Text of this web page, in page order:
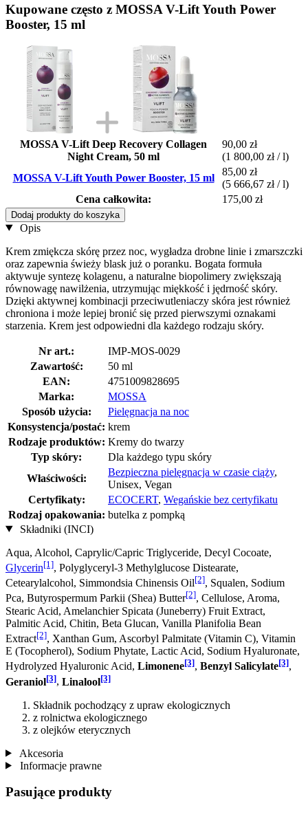
Kupowane często z MOSSA V-Lift Youth Power
Booster, 15 ml
MOSSA V-Lift Deep Recovery Collagen
Night Cream, 50 ml
90,00 zł
(1 800,00 zł / l)
MOSSA V-Lift Youth Power Booster, 15 ml
85,00 zł
(5 666,67 zł / l)
Cena całkowita:
175,00 zł
Dodaj produkty do koszyka
Opis
Krem zmiękcza skórę przez noc, wygładza drobne linie i zmarszczki
oraz zapewnia świeży blask już o poranku. Bogata formuła
aktywuje syntezę kolagenu, a naturalne biopolimery zwiększają
równowagę nawilżenia, utrzymując miękkość i jędrność skóry.
Dzięki aktywnej kombinacji przeciwutleniaczy skóra jest również
chroniona i może lepiej bronić się przed pierwszymi oznakami
starzenia. Krem jest odpowiedni dla każdego rodzaju skóry.
Nr art.:
IMP-MOS-0029
Zawartość:
50 ml
EAN:
4751009828695
Marka:
MOSSA
Sposób użycia:
Pielęgnacja na noc
Konsystencja/postać: krem
Rodzaje produktów: Kremy do twarzy
Typ skóry:
Dla każdego typu skóry
Właściwości:
Bezpieczna pielęgnacja w czasie ciąży,
Unisex, Vegan
Certyfikaty:
ECOCERT, Wegańskie bez certyfikatu
Rodzaj opakowania: butelka z pompką
Składniki (INCI)
Aqua, Alcohol, Caprylic/Capric Triglyceride, Decyl Cocoate,
Glycerin[1], Polyglyceryl-3 Methylglucose Distearate,
Cetearylalcohol, Simmondsia Chinensis Oil[2], Squalen, Sodium
Pca, Butyrospermum Parkii (Shea) Butter[2], Cellulose, Aroma,
Stearic Acid, Amelanchier Spicata (Juneberry) Fruit Extract,
Palmitic Acid, Chitin, Beta Glucan, Vanilla Planifolia Bean
Extract[2], Xanthan Gum, Ascorbyl Palmitate (Vitamin C), Vitamin
E (Tocopherol), Sodium Phytate, Lactic Acid, Sodium Hyaluronate,
Hydrolyzed Hyaluronic Acid, Limonene[3], Benzyl Salicylate[3],
Geraniol[3], Linalool[3]
Składnik pochodzący z upraw ekologicznych
z rolnictwa ekologicznego
z olejków eterycznych
Akcesoria
Informacje prawne
Pasujące produkty